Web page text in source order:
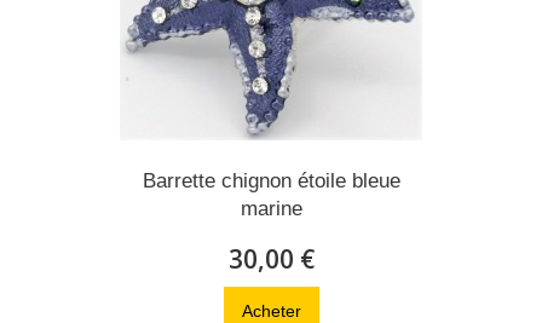
Barrette chignon étoile bleue
marine
30,00 €
Acheter